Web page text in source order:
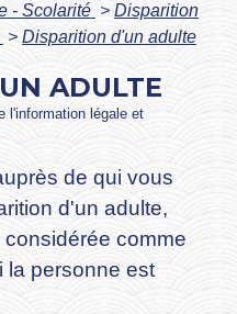
- Scolarité > Disparition
> Disparition d'un adulte
ADULTE
l'information légale et
de qui vous
d'un adulte,
comme
la personne est